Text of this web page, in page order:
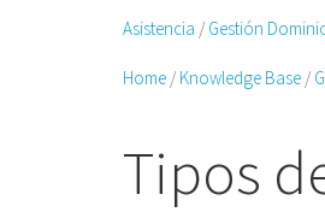
Asistencia Gestión
Home Knowledge Base
Tipos